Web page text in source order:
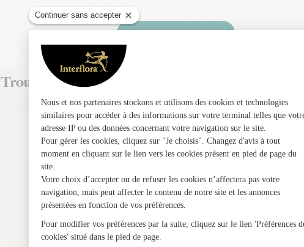
Faire livrer des fleurs
Trouvez un fleuriste Interflora à Nances et dans ses